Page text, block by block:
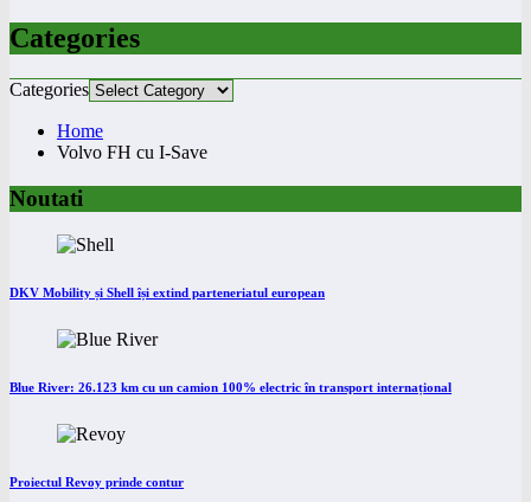
Categories
Categories
Home
Volvo FH cu I-Save
Noutati
DKV Mobility și Shell își extind parteneriatul european
Blue River: 26.123 km cu un camion 100% electric în transport internațional
Proiectul Revoy prinde contur